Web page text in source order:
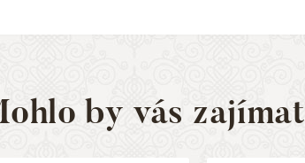
by vás zajímat